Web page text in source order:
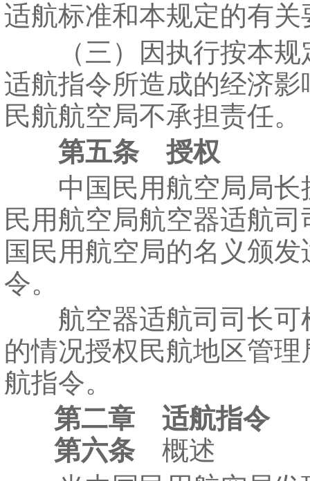
适航标准和本规定的有关
（三）因执行按本规
适航指令所造成的经济影
民航航空局不承担责任。
第五条 授权
中国民用航空局局长
民用航空局航空器适航
国民用航空局的名义颁发
令。
航空器适航司司长可
的情况授权民航地区管理
航指令。
第二章 适航指令
第六条 概述